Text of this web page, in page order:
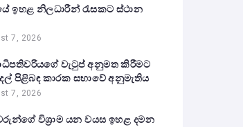
ඉහළ නිලධාරීන් රැසකට ස්ථාන
7, 2026
වැටුප් අනුමත කිරීමට
පිළිබඳ කාරක සභාවේ අනුමැතිය
7, 2026
විශ්‍රාම යන වයස ඉහළ දමන